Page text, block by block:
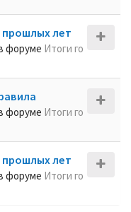
прошлых лет
форуме Итоги го
форуме Итоги го
прошлых лет
форуме Итоги го